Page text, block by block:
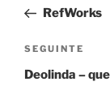
artigos
anterior
RefWorks
Conteúdo
seguinte
SEGUINTE
Deolinda –